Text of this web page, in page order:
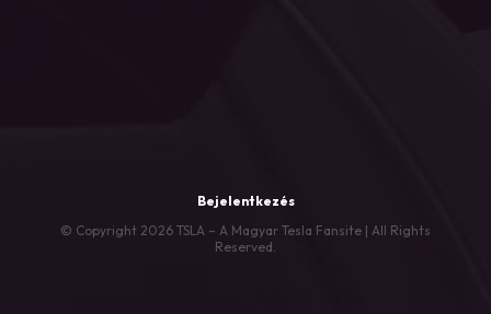
Bejelentkezés
© Copyright 2026 TSLA – A Magyar Tesla Fansite | All Rights
Reserved.